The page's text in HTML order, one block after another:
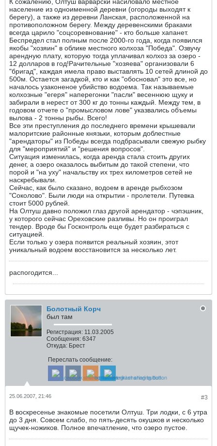
население из одноименной деревни (огороды выходят к
берегу), а также из деревни Ланская, расположенной на
противоположном берегу. Между деревенскими браками
всегда царило "соцсоревнование" - кто больше хапанет.
Беспредел стал полным после 2000-го года, когда появился
якобы "хозяин" в облике местного колхоза "Победа". Озвучу
арендную плату, которую тогда уплачивал колхоз за озеро -
12 долларов в год!Рачительные "хозяева" организовали 6
"бригад", каждая имела право выставлять 10 сетей длиной до
500м. Остается загадкой, кто и как "обосновал" это все, но
началось узаконеное убийство водоема. Так называемые
колхозные "егеря" наперегонки "пасли" весеннюю щуку и
забирали в нерест от 300 кг до тонны каждый. Между тем, в
годовом отчете о "промысловом лове" указвались объемы
вылова - 2 тонны рыбы. Всего!
Все эти преступления до последнего времени крышевали
малоритские районные князьки, которым доблестные
"арендаторы" из Победы всегда подбрасывали свежую рыбку
для "мероприятий" и "решения вопросов".
Ситуация изменилась, когда аренда стала стоить других
денег, а озеро оказалось выбитым до такой степени, что
порой и "на уху" начальству их трех километров сетей не
наскребывали.
Сейчас, как было сказано, водоем в аренде рыбхозом
"Соколово". Были люди на открытии - пролетели. Путевка
стоит 5000 рублей.
На Олтуш давно положил глаз другой арендатор - чэпэшник,
у которого сейчас Ореховские разливы. Но он проиграл
тендер. Вроде бы Госконтроль еще будет разбираться с
ситуацией.
Если только у озера появится реальный хозяин, этот
уникальный водоем восстановится за несколько лет.
распогодится...
Болотный Корч
был там
Регистрация: 11.03.2005
Сообщения: 6347
Откуда: Брест
Переслать сообщение:
#3
25.06.2007, 21:46
В воскресенье знакомые посетили Олтуш. Три лодки, с 6 утра
до 3 дня. Совсем слабо, по пять-десять окушков и несколько
щучек-ножиков. Полное впечатление, что озеро пустое.